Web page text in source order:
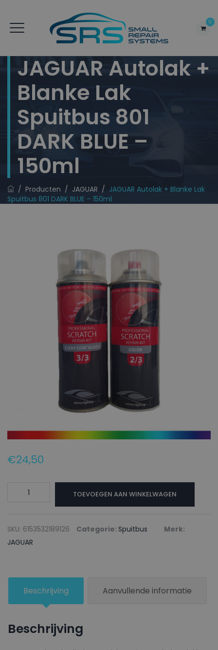
0
JAGUAR Autolak +
Blanke Lak
Spuitbus 801
DARK BLUE –
150ml
/ Producten / JAGUAR / JAGUAR Autolak + Blanke Lak
Spuitbus 801 DARK BLUE – 150ml
€24,50
JAGUAR
Blanke
lak
DARK
-
aantal
TOEVOEGEN AAN WINKELWAGEN
SKU: 6153532189126 Categorie: Spuitbus
Merk:
JAGUAR
Beschrijving Aanvullende informatie
Beschrijving